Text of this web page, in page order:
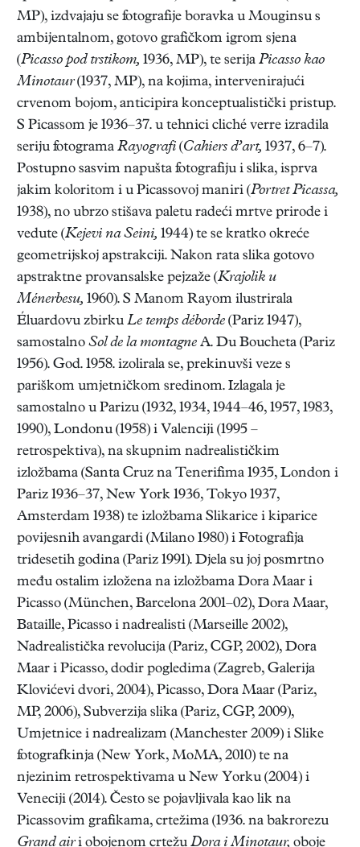
MP), izdvajaju se fotografije boravka u Mouginsu s
ambijentalnom, gotovo grafičkom igrom sjena
(Picasso pod trstikom, 1936, MP), te serija Picasso kao
Minotaur(1937, MP), na kojima, intervenirajući
crvenom bojom, anticipira konceptualistički pristup.
S Picassom je 1936–37. u tehnici cliché verre izradila
seriju fotograma Rayografi (Cahiers d’art, 1937, 6–7).
Postupno sasvim napušta fotografiju i slika, isprva
jakim koloritom i u Picassovoj maniri (Portret Picassa,
1938), no ubrzo stišava paletu radeći mrtve prirode i
vedute (Kejevi na Seini, 1944) te se kratko okreće
geometrijskoj apstrakciji. Nakon rata slika gotovo
apstraktne provansalske pejzaže (Krajolik u
Ménerbesu, 1960). S Manom Rayom ilustrirala
Éluardovu zbirku Le temps déborde (Pariz 1947),
samostalno Sol de la montagne A. Du Boucheta (Pariz
1956). God. 1958. izolirala se, prekinuvši veze s
pariškom umjetničkom sredinom. Izlagala je
samostalno u Parizu (1932, 1934, 1944–46, 1957, 1983,
1990), Londonu (1958) i Valenciji (1995 –
retrospektiva), na skupnim nadrealističkim
izložbama (Santa Cruz na Tenerifima 1935, London i
Pariz 1936–37, New York 1936, Tokyo 1937,
Amsterdam 1938) te izložbama Slikarice i kiparice
povijesnih avangardi (Milano 1980) i Fotografija
tridesetih godina (Pariz 1991). Djela su joj posmrtno
među ostalim izložena na izložbama Dora Maar i
Picasso (München, Barcelona 2001–02), Dora Maar,
Bataille, Picasso i nadrealisti (Marseille 2002),
Nadrealistička revolucija (Pariz, CGP, 2002), Dora
Maar i Picasso, dodir pogledima (Zagreb, Galerija
Klovićevi dvori, 2004), Picasso, Dora Maar (Pariz,
MP, 2006), Subverzija slika (Pariz, CGP, 2009),
Umjetnice i nadrealizam (Manchester 2009) i Slike
fotografkinja (New York, MoMA, 2010) te na
njezinim retrospektivama u New Yorku (2004) i
Veneciji (2014). Često se pojavljivala kao lik na
Picassovim grafikama, crtežima (1936. na bakrorezu
Grand airi obojenom crtežu Dora i Minotaur, oboje